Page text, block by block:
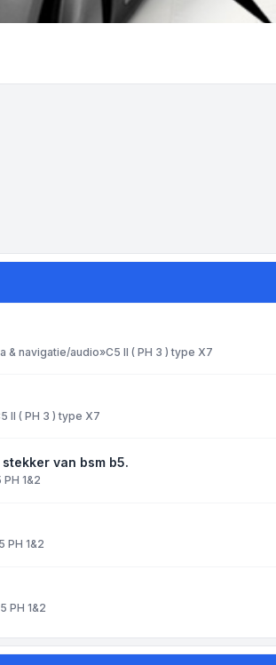
& navigatie/audio»C5 II ( PH 3 ) type X7
II ( PH 3 ) type X7
van bsm b5.
PH 1&2
PH 1&2
PH 1&2